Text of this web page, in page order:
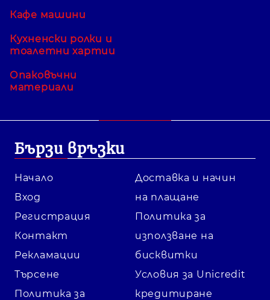
Кафе машини
Кухненски ролки и
тоалетни хартии
Опаковъчни
материали
Бързи връзки
Начало
Вход
Регистрация
Контакт
Рекламации
Търсене
Политика за
Доставка и начин
на плащане
Политика за
използване на
бисквитки
Условия за Unicredit
кредитиране